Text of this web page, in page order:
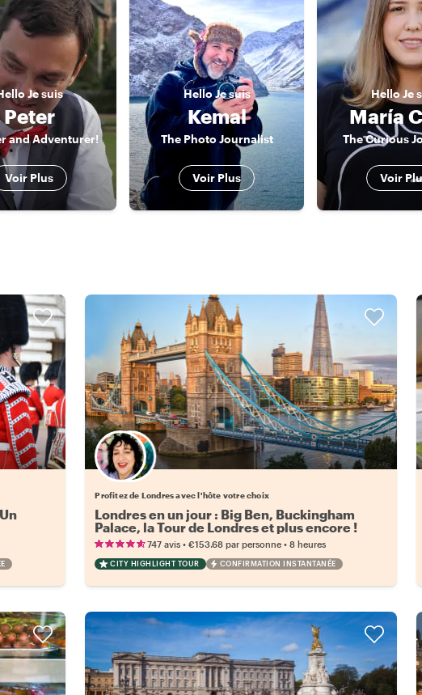
Je suis
Peter
and Adventurer!
Voir Plus
HelloJe suis
Kemal
The Photo Journalist
Voir Plus
HelloJe
María
The Curious
Voir
Choisissez votre local favori
Profitez de Londres avec l'hôte votre choix
Londres en un jour : Big Ben, Buckingham
Palace, la Tour de Londres et plus encore !
747 avis •€153.68 par personne •8 heures
CITY HIGHLIGHT TOUR CONFIRMATION INSTANTANÉE